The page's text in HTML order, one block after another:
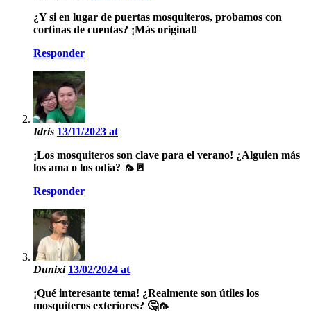
¿Y si en lugar de puertas mosquiteros, probamos con
cortinas de cuentas? ¡Más original!
Responder
Idris 13/11/2023 at
¡Los mosquiteros son clave para el verano! ¿Alguien más
los ama o los odia? 🦟🚪
Responder
Dunixi 13/02/2024 at
¡Qué interesante tema! ¿Realmente son útiles los
mosquiteros exteriores? 🤔🦟